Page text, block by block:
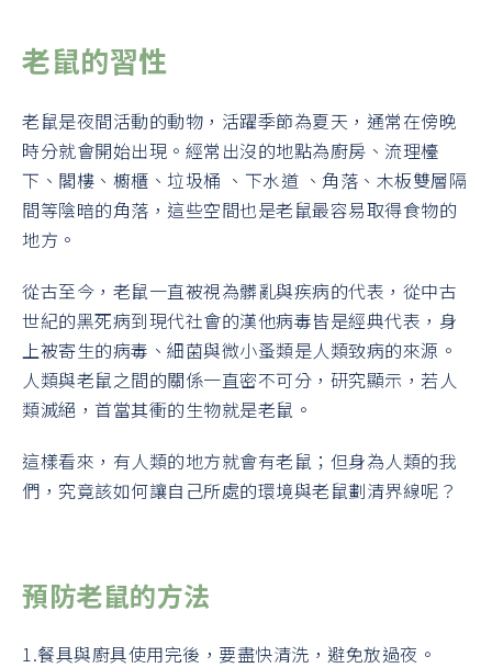
老鼠的習性
老鼠是夜間活動的動物，活躍季節為夏天，通常在傍晚
時分就會開始出現。經常出沒的地點為廚房、流理檯
下、閣樓、櫥櫃、垃圾桶 、下水道 、角落、木板雙層隔
間等陰暗的角落，這些空間也是老鼠最容易取得食物的
地方。
從古至今，老鼠一直被視為髒亂與疾病的代表，從中古
世紀的黑死病到現代社會的漢他病毒皆是經典代表，身
上被寄生的病毒、細菌與微小蚤類是人類致病的來源。
人類與老鼠之間的關係一直密不可分，研究顯示，若人
類滅絕，首當其衝的生物就是老鼠。
這樣看來，有人類的地方就會有老鼠；但身為人類的我
們，究竟該如何讓自己所處的環境與老鼠劃清界線呢？
預防老鼠的方法
1.餐具與廚具使用完後，要盡快清洗，避免放過夜。